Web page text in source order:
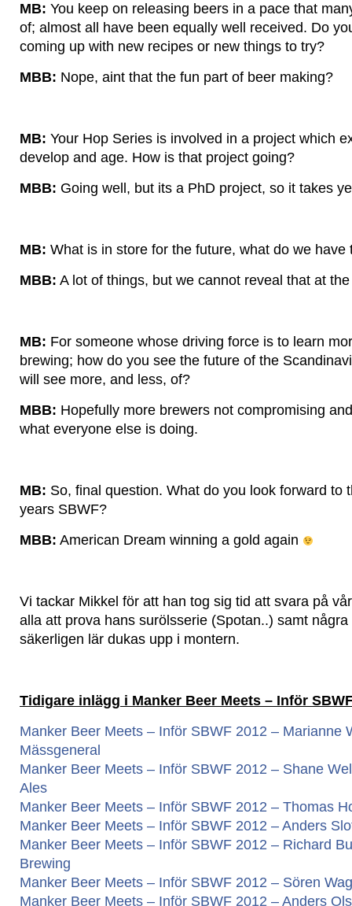
MB: You keep on releasing beers in a pace that
of; almost all have been equally well received. Do
coming up with new recipes or new things to try?
MBB: Nope, aint that the fun part of beer making?
MB: Your Hop Series is involved in a project which
develop and age. How is that project going?
MBB: Going well, but its a PhD project, so it takes
MB: What is in store for the future, what do we have
MBB: A lot of things, but we cannot reveal that at
MB: For someone whose driving force is to learn
brewing; how do you see the future of the
will see more, and less, of?
MBB: Hopefully more brewers not compromising
what everyone else is doing.
MB: So, final question. What do you look forward to
years SBWF?
MBB: American Dream winning a gold again
Vi tackar Mikkel för att han tog sig tid att svara på
alla att prova hans surölsserie (Spotan..) samt
säkerligen lär dukas upp i montern.
Tidigare inlägg i Manker Beer Meets – Inför
Manker Beer Meets – Inför SBWF 2012 – Marianne
Mässgeneral
Manker Beer Meets – Inför SBWF 2012 – Shane
Ales
Manker Beer Meets – Inför SBWF 2012 – Thomas
Manker Beer Meets – Inför SBWF 2012 – Anders
Manker Beer Meets – Inför SBWF 2012 – Richard
Brewing
Manker Beer Meets – Inför SBWF 2012 – Sören
Manker Beer Meets – Inför SBWF 2012 – Anders